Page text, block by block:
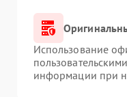
Использование
информации при